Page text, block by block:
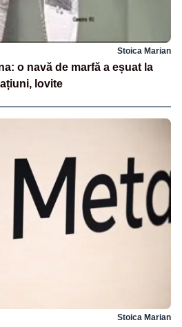
Stoica Marian
o navă de marfă a eșuat la
lovite
Stoica Marian